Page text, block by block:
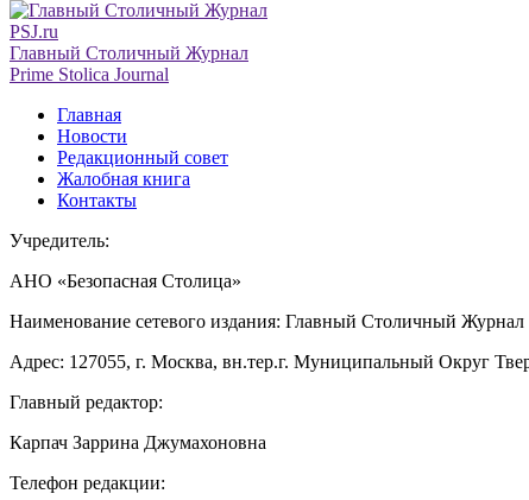
PSJ.ru
Главный Столичный Журнал
Prime Stolica Journal
Главная
Новости
Редакционный совет
Жалобная книга
Контакты
Учредитель:
АНО «Безопасная Столица»
Наименование сетевого издания: Главный Столичный Журнал
Адрес: 127055, г. Москва, вн.тер.г. Муниципальный Округ
Главный редактор:
Карпач Заррина Джумахоновна
Телефон редакции: